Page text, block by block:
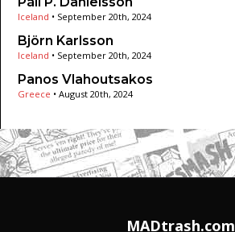
Iceland • September 20th, 2024
Björn Karlsson
Iceland • September 20th, 2024
Panos Vlahoutsakos
Greece • August 20th, 2024
MADtrash.com